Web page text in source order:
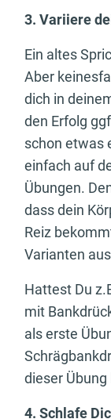
3. Variiere
Ein altes
Aber
dich in
den Erfolg
schon etwas
einfach auf
Übungen.
dass dein
Reiz
Varianten
Hattest Du
mit
als erste
dieser
4. Schlafe